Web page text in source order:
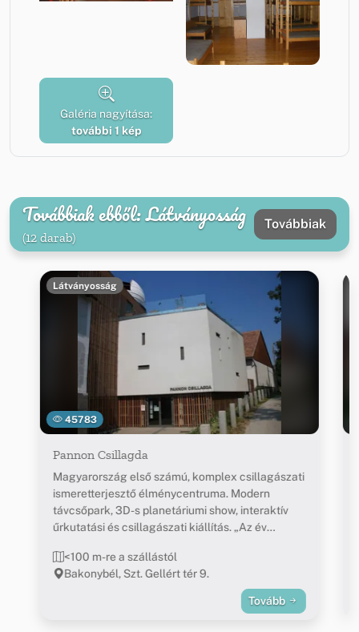
Galéria nagyítása:
további 1 kép
Továbbiak ebből: Látványosság
(12 darab)
Továbbiak
45783
Látványosság
Pannon Csillagda
Magyarország első számú, komplex csillagászati
ismeretterjesztő élménycentruma. Modern
távcsőpark, 3D-s planetáriumi show, interaktív
űrkutatási és csillagászati kiállítás. „Az év
birtokosa.
<100 m-re a szállástól
Bakonybél, Szt. Gellért tér 9.
Tovább